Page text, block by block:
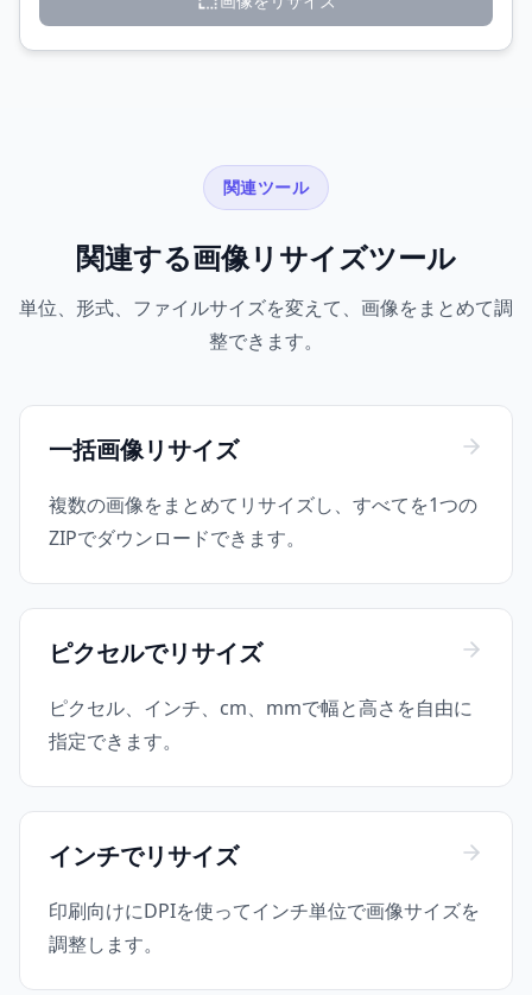
関連ツール
関連する画像リサイズツール
単位、形式、ファイルサイズを変えて、画像をまとめて調
整できます。
一括画像リサイズ
複数の画像をまとめてリサイズし、すべてを1つの
ZIPでダウンロードできます。
ピクセルでリサイズ
ピクセル、インチ、cm、mmで幅と高さを自由に
指定できます。
インチでリサイズ
印刷向けにDPIを使ってインチ単位で画像サイズを
調整します。